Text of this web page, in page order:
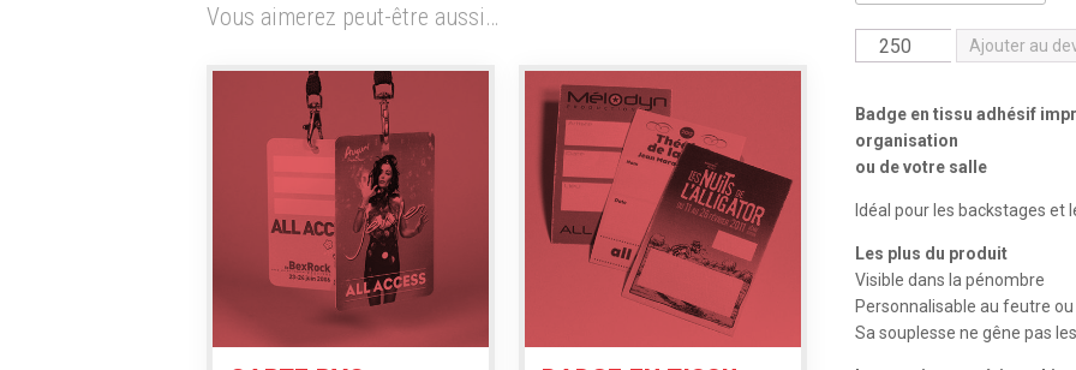
Vous aimerez peut-être aussi…
quantité
Badge
en
tissu
impression
sérigraphie
Ajouter au
Badge en tissu adhésif
organisation
ou de votre salle
Idéal pour les backstages et
Les plus du produit
Visible dans la pénombre
Personnalisable au feutre
Sa souplesse ne gêne pas